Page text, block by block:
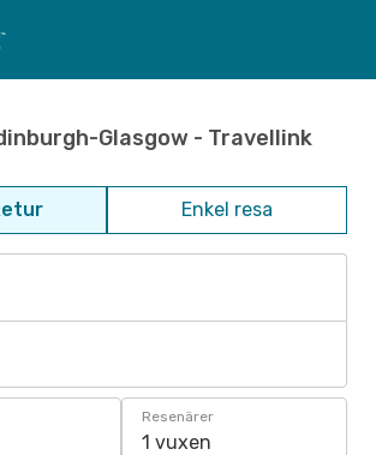
Glasgow - Travellink
Enkel resa
Resenärer
1 vuxen